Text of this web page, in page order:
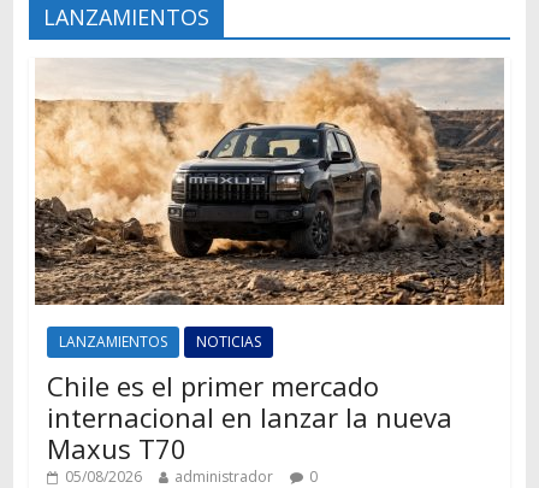
LANZAMIENTOS
LANZAMIENTOS NOTICIAS
Chile es el primer mercado
internacional en lanzar la nueva
Maxus T70
05/08/2026 administrador 0